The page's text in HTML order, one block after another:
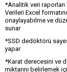
*Analitik veri raporları
Verileri Excel
onaylayabilme ve
*SSD dedöktörü
*Karat derecesini ve
miktarını